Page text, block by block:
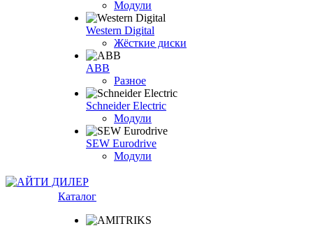
Модули
Western Digital
Жёсткие диски
ABB
Разное
Schneider Electric
Модули
SEW Eurodrive
Модули
Каталог